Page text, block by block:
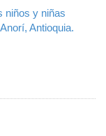
niños y niñas
Antioquia.